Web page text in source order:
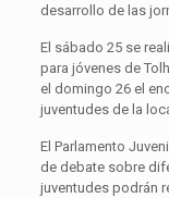
desarrollo de las
El sábado 25 se
para jóvenes de
el domingo 26 el
juventudes de la
El Parlamento
de debate sobre
juventudes podrán